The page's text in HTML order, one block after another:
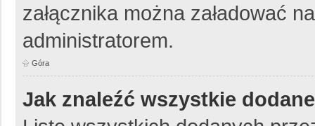
załącznika można załadować
administratorem.
Góra
Jak znaleźć wszystkie